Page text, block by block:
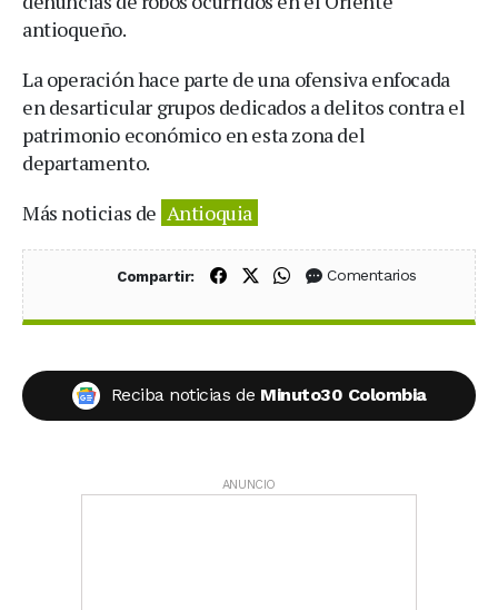
antioqueño.
La operación hace parte de una ofensiva enfocada
en desarticular grupos dedicados a delitos contra el
patrimonio económico en esta zona del
departamento.
Más noticias de Antioquia
Compartir: Compartir en Facebook
Compartir en X (Twitter)
Compartir en WhatsApp
Comentarios
Reciba noticias de Minuto30 Colombia
ANUNCIO